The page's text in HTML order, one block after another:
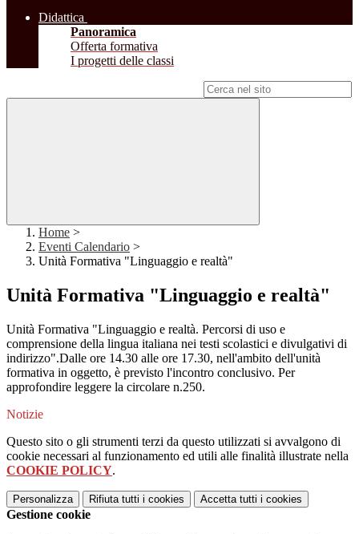
Didattica
Panoramica
Offerta formativa
I progetti delle classi
Home >
Eventi Calendario >
Unità Formativa "Linguaggio e realtà"
Unità Formativa "Linguaggio e realtà"
Unità Formativa "Linguaggio e realtà. Percorsi di uso e
comprensione della lingua italiana nei testi scolastici e divulgativi di
indirizzo".Dalle ore 14.30 alle ore 17.30, nell'ambito dell'unità
formativa in oggetto, è previsto l'incontro conclusivo. Per
approfondire leggere la circolare n.250.
Notizie
Questo sito o gli strumenti terzi da questo utilizzati si avvalgono di
cookie necessari al funzionamento ed utili alle finalità illustrate nella
COOKIE POLICY.
Personalizza Rifiuta tutti i cookies Accetta tutti i cookies
Gestione cookie